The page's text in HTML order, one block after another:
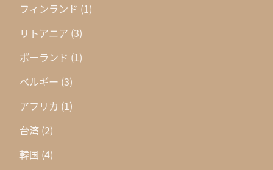
フィンランド (1)
リトアニア (3)
ポーランド (1)
ベルギー (3)
アフリカ (1)
台湾 (2)
韓国 (4)